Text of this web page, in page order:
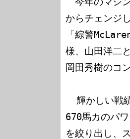
からチェンジし
「綜警
様、山田洋二と
岡田秀樹のコン
670馬カのパ
を絞り出し、